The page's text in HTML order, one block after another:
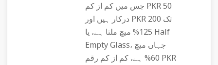
جس میں کم از کم PKR 50
درکار ہیں اور PKR 200 تک
125% میچ ملتا ہے، یا Half
Empty Glass، جہاں میچ
60% ہے، کم از کم رقم PKR